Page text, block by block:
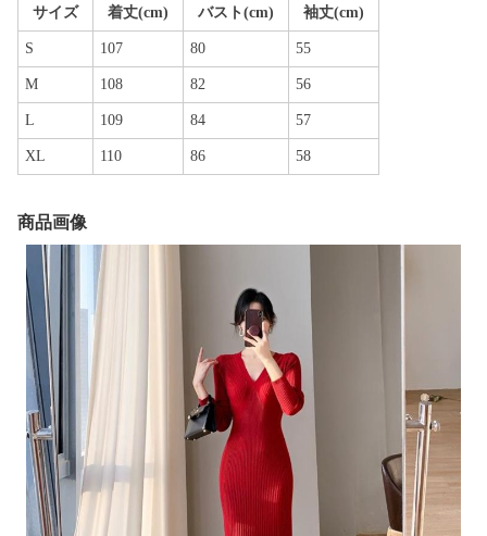
サイズ 着丈(cm) バスト(cm) 袖丈(cm)
S 107 80 55
M 108 82 56
L 109 84 57
XL 110 86 58
商品画像